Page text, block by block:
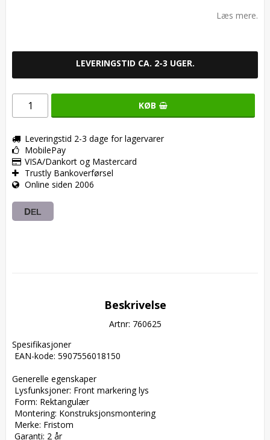
Læs mere.
LEVERINGSTID CA. 2-3 UGER.
KØB
Leveringstid 2-3 dage for lagervarer
MobilePay
VISA/Dankort og Mastercard
Trustly Bankoverførsel
Online siden 2006
DEL
Beskrivelse
Artnr: 760625
Spesifikasjoner
Generelle egenskaper